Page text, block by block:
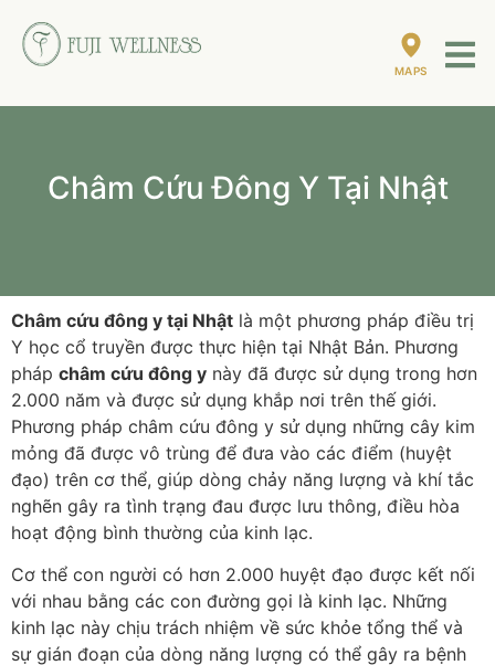
MAPS
Châm Cứu Đông Y Tại Nhật
Châm cứu đông y tại Nhật là một phương pháp điều trị
Y học cổ truyền được thực hiện tại Nhật Bản. Phương
pháp châm cứu đông y này đã được sử dụng trong hơn
2.000 năm và được sử dụng khắp nơi trên thế giới.
Phương pháp châm cứu đông y sử dụng những cây kim
mỏng đã được vô trùng để đưa vào các điểm (huyệt
đạo) trên cơ thể, giúp dòng chảy năng lượng và khí tắc
nghẽn gây ra tình trạng đau được lưu thông, điều hòa
hoạt động bình thường của kinh lạc.
Cơ thể con người có hơn 2.000 huyệt đạo được kết nối
với nhau bằng các con đường gọi là kinh lạc. Những
kinh lạc này chịu trách nhiệm về sức khỏe tổng thể và
sự gián đoạn của dòng năng lượng có thể gây ra bệnh